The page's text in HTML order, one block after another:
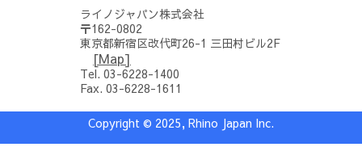
ライノジャパン株式会社
〒162-0802
東京都新宿区改代町26-1 三田村ビル2F
[Map]
Tel. 03-6228-1400
Fax. 03-6228-1611
Copyright © 2025, Rhino Japan Inc.